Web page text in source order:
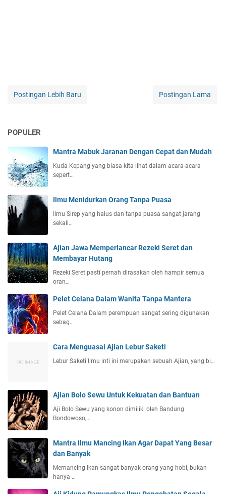
Postingan Lebih Baru Postingan Lama
POPULER
Mantra Mabuk Jaranan Dengan Cepat dan Mudah
Kuda Kepang yang biasa kita lihat dalam acara-acara
sepert…
Ilmu Menidurkan Orang Tanpa Puasa
Ilmu Sirep yang halus dan tanpa puasa sangat jarang
sekali…
Ajian Jawa Memperlancar Rezeki Seret dan
Membayar Hutang
Rezeki Seret pasti pernah dirasakan oleh hampir semua
oran…
Pelet Celana Dalam Wanita Tanpa Mantera
Pelet Celana Dalam perempuan sangat sering digunakan
sebag…
Cara Menguasai Ajian Lebur Saketi
Lebur Saketi Ilmu inti ini merupakan sebuah Ajian, yang bi…
Ajian Bolo Sewu Untuk Kekuatan dan Bantuan
Aji Bolo Sewu yang konon dimiliki oleh Bandung
Bondowoso, …
Mantra Ilmu Mancing Ikan Agar Dapat Yang Besar
dan Banyak
Memancing Ikan sangat banyak orang yang hobi, bukan
hanya …